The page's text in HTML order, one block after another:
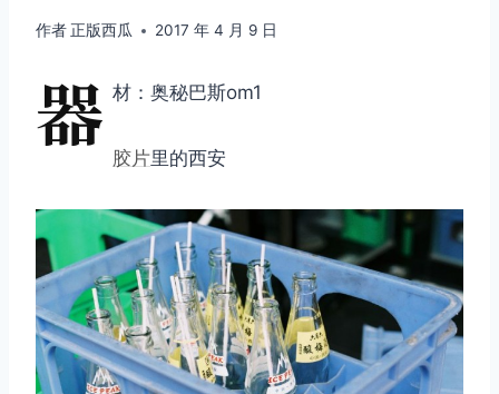
作者正版西瓜 2017 年 4 月 9 日
器 材：奥秘巴斯om1
胶片里的西安